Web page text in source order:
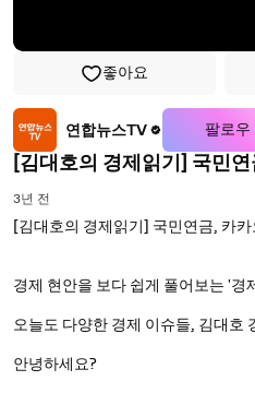
좋아요
연합뉴스TV 팔로우
[김대호의 경제읽기] 국민
3년 전
[김대호의 경제읽기] 국민연금, 카
경제 현안을 보다 쉽게 풀어보는 '경
오늘도 다양한 경제 이슈들, 김대호
안녕하세요?